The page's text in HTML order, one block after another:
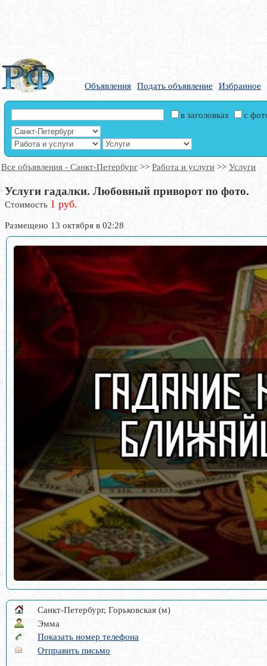
Объявления Подать объявление Избранное
в заголовках с
Все объявления - Санкт-Петербург >> Работа и услуги >> Услуги
Услуги гадалки. Любовный приворот по фото.
Стоимость 1 руб.
Размещено 13 октября в 02:28
Санкт-Петербург, Горьковская (м)
Эмма
Показать номер телефона
Отправить письмо